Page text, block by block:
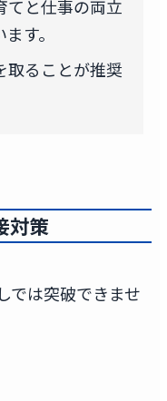
てと仕事の両立
す。
取ることが推奨
対策
では突破できませ